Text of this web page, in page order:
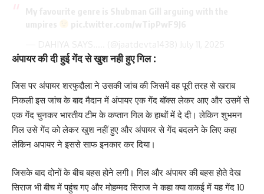
अंपायर की दी हुई गेंद से खुश नही हुए गिल :
जिस पर अंपायर शरफुद्दौला ने उसकी जांच की जिसमें वह पूरी तरह से खराब
निकली इस जांच के बाद मैदान में अंपायर एक गेंद बॉक्स लेकर आए और उसमें से
एक गेंद चुनकर भारतीय टीम के कप्तान गिल के हाथों में दे दी। लेकिन शुभमन
गिल उसे गेंद को लेकर खुश नहीं हुए और अंपायर से गेंद बदलने के लिए कहा
लेकिन अपायर ने इससे साफ इनकार कर दिया।
जिसके बाद दोनों के बीच बहस होने लगी। गिल और अंपायर की बहस होते देख
सिराज भी बीच में पहुंच गए और मोहम्मद सिराज ने कहा क्या वाकई में यह गेंद 10